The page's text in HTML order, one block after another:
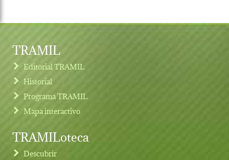
TRAMIL
Editorial TRAMIL
Historial
Programa TRAMIL
Mapa interactivo
TRAMILoteca
Descubrir